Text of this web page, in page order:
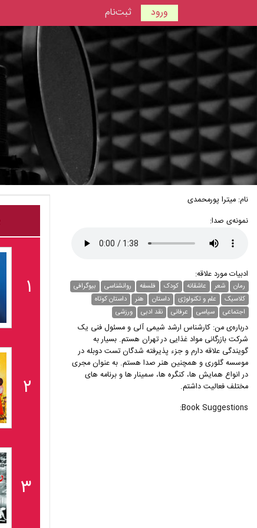
ورود ثبت‌نام
نام: میترا پورمحمدی
نمونه‌ی صدا:
ادبیات مورد علاقه:
رمان شعر عاشقانه کودک فلسفه روانشناسی
بیوگرافی
کلاسیک
علم و تکنولوژی داستان هنر
داستان کوتاه
اجتماعی
سیاسی عرفانی نقد ادبی ورزشی
درباره‌ی من: کارشناس ارشد شیمی آلی و مسئول فنی یک
شرکت بازرگانی مواد غذایی در تهران هستم. بسیار به
گویندگی علاقه دارم و جزء پذیرفته شدگان تست دوبله در
موسسه گلوری و همچنین هنر صدا هستم. به عنوان مجری
در انواع همایش ها، کنگره ها، سمینار ها و برنامه های
مختلف فعالیت داشتم.
Book Suggestions:
۱
۲
۳